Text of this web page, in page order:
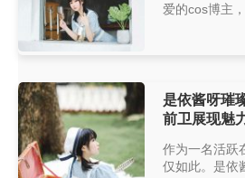
爱的cos博主
是依酱呀璀
前卫展现魅
作为一名活跃
仅如此。是依